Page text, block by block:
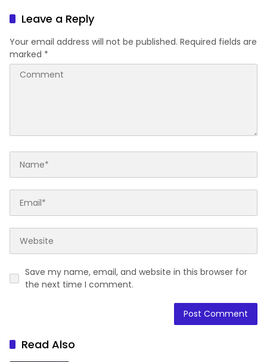
Leave a Reply
Your email address will not be published. Required fields are
marked *
Save my name, email, and website in this browser for
the next time I comment.
Read Also